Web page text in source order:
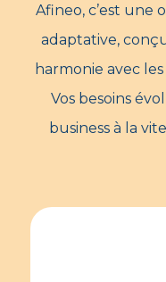
Afineo, c’est une
adaptative,
harmonie avec
Vos besoins
business à la